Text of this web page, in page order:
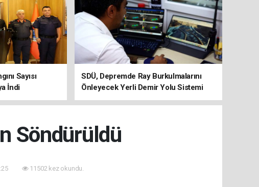
Sayısı
İndi
SDÜ, Depremde Ray Burkulmalarını
Önleyecek Yerli Demir Yolu Sistemi
Geliştiriyor
Söndürüldü
11502 kez okundu.